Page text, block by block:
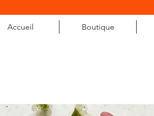
Accueil Boutique